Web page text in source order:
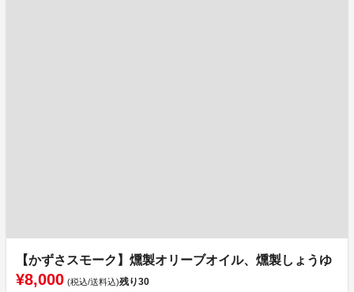
【かずさスモーク】燻製オリーブオイル、燻製しょうゆ
¥8,000 (税込/送料込)残り30